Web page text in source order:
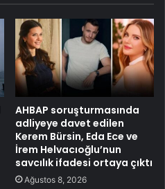
AHBAP soruşturmasında
adliyeye davet edilen
Kerem Bürsin, Eda Ece ve
İrem Helvacıoğlu’nun
savcılık ifadesi ortaya çıktı
Ağustos 8, 2026